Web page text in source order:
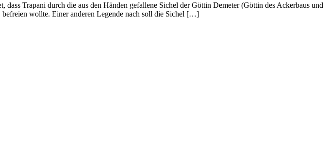
Trapani durch die aus den Händen gefallene Sichel der Göttin Demeter (Göttin des Ackerbaus und
befreien wollte. Einer anderen Legende nach soll die Sichel […]